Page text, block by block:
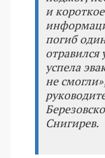
и
погиб
отравился
успела
не
Снигирев.